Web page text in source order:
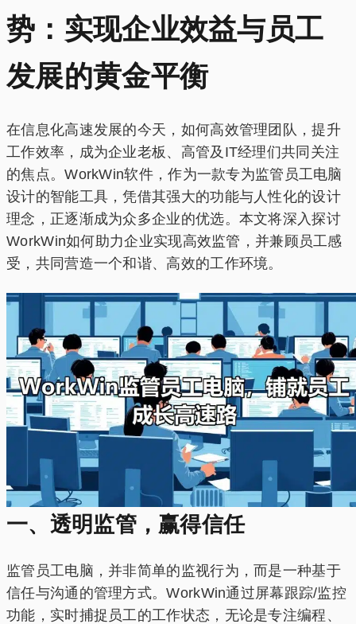
势：实现企业效益与员工
发展的黄金平衡
在信息化高速发展的今天，如何高效管理团队，提升
工作效率，成为企业老板、高管及IT经理们共同关注
的焦点。WorkWin软件，作为一款专为监管员工电脑
设计的智能工具，凭借其强大的功能与人性化的设计
理念，正逐渐成为众多企业的优选。本文将深入探讨
WorkWin如何助力企业实现高效监管，并兼顾员工感
受，共同营造一个和谐、高效的工作环境。
一、透明监管，赢得信任
监管员工电脑，并非简单的监视行为，而是一种基于
信任与沟通的管理方式。WorkWin通过屏幕跟踪/监控
功能，实时捕捉员工的工作状态，无论是专注编程、